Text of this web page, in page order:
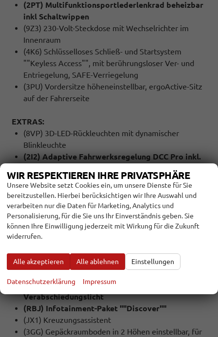
(2PT) Multifunktionsportlederlenkrad beheizbar
inkl Schaltwippen
(9Z3) 230-Volt-Steckdose mit Wechselrichter im
Innenraum
(4K6) Schlüsselloses Schließ- und Startsystem
""Keyless Access"", mit berührungsloser Ver- und
Entriegelung, SAFE-Verriegelung
(3PU) Vordersitze höheneinstellbar, ergoActive-Sitz
auf der Fahrerseite
EXTRAS:
(8VP) 3D-LED-Rückleuchten mit dynamischer
Blinkleuchte
(2I2) Adaptive Fahrwerksregelung DCC Pro inkl.
(EM3) Aufmerksamkeits- und Müdigkeitswarnung
mit Fahrerbeobachtungskamera
(6FJ) Außenspiegelgehäuse schwarz
(UG5) Berganfahr- und Bergabfahrassistent
(3S2) Dachreling schwarz
(WBR) Design-Paket ""Black Style""
Light Assist""
Schlechtwetterlicht, Begrüßungs- und
Verabschiedungslicht
(RBJ) Infotainment-Paket ""Discover""
(JX1) Kreuzungsassistent
(3GG) Gepäckraumboden in 2 Höhen einstellbar, für
WIR RESPEKTIEREN IHRE PRIVATSPHÄRE
Unsere Website setzt Cookies ein, um unsere Dienste für Sie
bereitzustellen. Hierbei berücksichtigen wir Ihre Auswahl und
verarbeiten nur die Daten für Marketing, Analytics und
Personalisierung, für die Sie uns Ihr Einverständnis geben. Sie
können Ihre Einwilligung jederzeit mit Wirkung für die Zukunft
widerrufen.
Alle akzeptieren Alle ablehnen Einstellungen
Datenschutzerklärung Impressum